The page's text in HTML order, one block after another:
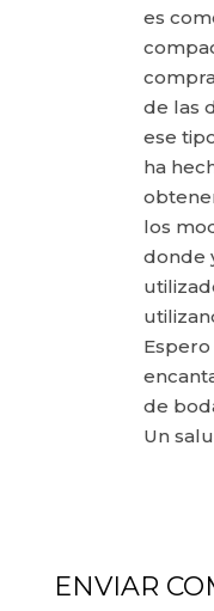
es
de las
ese
ha
los
donde
de
Un
ENVIAR